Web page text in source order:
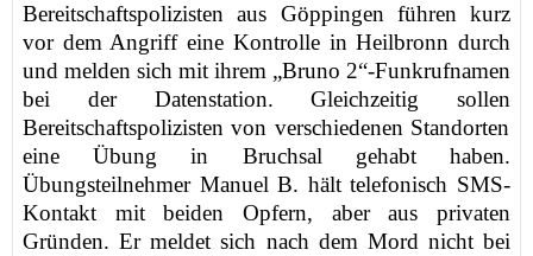
Bereitschaftspolizisten aus Göppingen führen kurz
vor demAngriffeine Kontrolle in Heilbronndurch
und melden sich mit ihrem „Bruno 2“-Funkrufnamen
bei der Datenstation. Gleichzeitig sollen
Bereitschaftspolizisten von verschiedenen Standorten
eine Übung in Bruchsal
gehabt haben.
Übungsteilnehmer Manuel B. hälttelefonisch SMS-
Kontakt mitbeiden Opfern, aber aus privaten
Gründen.Er meldet sich nach dem Mord nicht bei